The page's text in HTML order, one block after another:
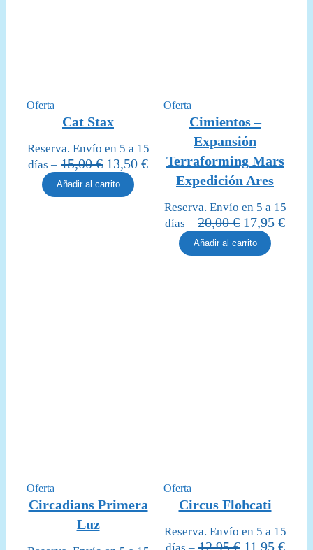
Oferta
en
oferta
Cat Stax
Reserva. Envío en 5 a 15
días – 15,00€ El
precio
original
13,50 €El
precio
13,50 €.
Añadir al carrito
Oferta
en
oferta
Cimientos –
Expansión
Terraforming Mars
Expedición Ares
Reserva. Envío en 5 a 15
días – 20,00€ El
precio
original
17,95 €El
Añadir al carrito
Oferta
oferta
Circadians Primera
Luz
Oferta
en
oferta
Circus Flohcati
Reserva. Envío en 5 a 15
12,95€ El
11,95 €El